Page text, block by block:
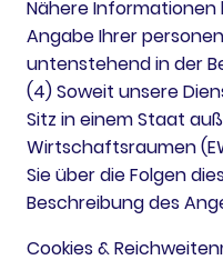
Nähere Informationen
Angabe Ihrer
untenstehend in der
(4) Soweit unsere
Sitz in einem Staat
Wirtschaftsraumen
Sie über die Folgen
Beschreibung des
Cookies &